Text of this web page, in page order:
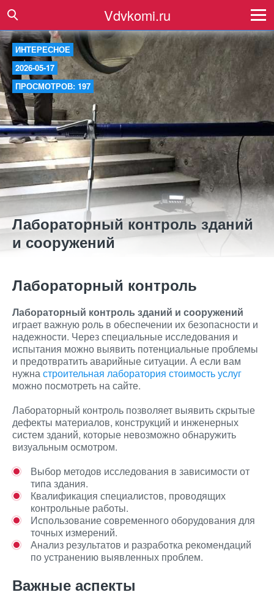
Vdvkomi.ru
ИНТЕРЕСНОЕ
2026-05-17
ПРОСМОТРОВ: 197
Лабораторный контроль зданий
и сооружений
Лабораторный контроль
Лабораторный контроль зданий и сооружений
играет важную роль в обеспечении их безопасности и
надежности. Через специальные исследования и
испытания можно выявить потенциальные проблемы
и предотвратить аварийные ситуации. А если вам
нужнастроительная лаборатория стоимость услуг
можно посмотреть на сайте.
Лабораторный контроль позволяет выявить скрытые
дефекты материалов, конструкций и инженерных
систем зданий, которые невозможно обнаружить
визуальным осмотром.
Выбор методов исследования в зависимости от
типа здания.
Квалификация специалистов, проводящих
контрольные работы.
Использование современного оборудования для
точных измерений.
Анализ результатов и разработка рекомендаций
по устранению выявленных проблем.
Важные аспекты